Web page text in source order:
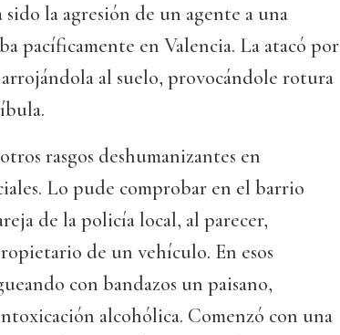
la agresión de un agente a una
pacíficamente en Valencia. La atacó por
al suelo, provocándole rotura
rasgos deshumanizantes en
Lo pude comprobar en el barrio
de la policía local, al parecer,
de un vehículo. En esos
con bandazos un paisano,
alcohólica. Comenzó con una